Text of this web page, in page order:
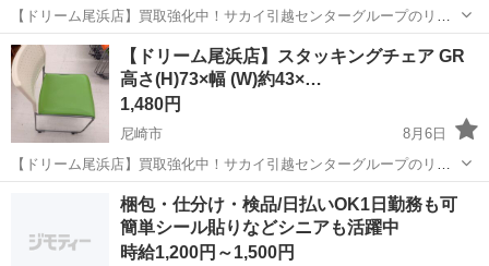
【ドリーム尾浜店】買取強化中！サカイ引越センターグループのリサ
イクルショップです！ 店頭ご購入の際に「ジモティを見た」と言って
いただくとジモティ限定価格（掲載価格の7%OFF）でご購入が可能で
す。 ぜひ店頭にてスタッ...
兵庫 尼崎市 収納家具 ドリーム
【ドリーム尾浜店】スタッキングチェア GR
高さ(H)73×幅 (W)約43×…
1,480円
尼崎市
8月6日
【ドリーム尾浜店】買取強化中！サカイ引越センターグループのリサ
イクルショップです！ 店頭ご購入の際に「ジモティを見た」と言って
いただくとジモティ限定価格（掲載価格の7%OFF）でご購入が可能で
す。 ぜひ店頭にてスタッ...
尼崎市 椅子 ドリーム
梱包・仕分け・検品/日払いOK1日勤務も可
簡単シール貼りなどシニアも活躍中
時給1,200円～1,500円